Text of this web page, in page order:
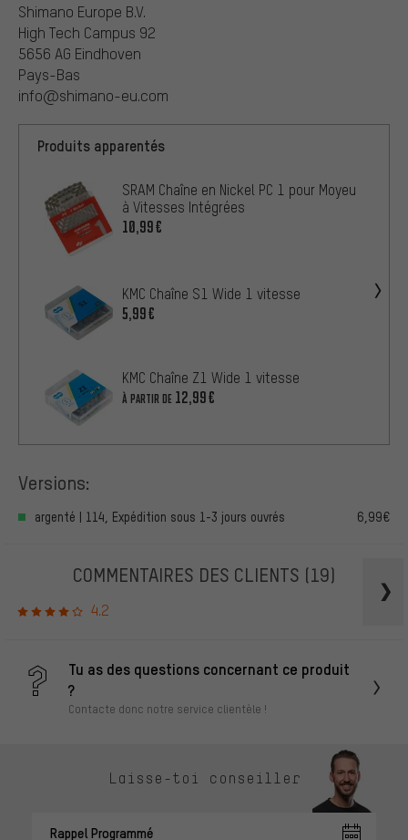
Shimano Europe B.V.
High Tech Campus 92
5656 AG Eindhoven
Pays-Bas
info@shimano-eu.com
Produits apparentés
SRAM Chaîne en Nickel PC 1 pour Moyeu
à Vitesses Intégrées
10,99€
KMC Chaîne S1 Wide 1 vitesse
5,99€
KMC Chaîne Z1 Wide 1 vitesse
À PARTIR DE 12,99€
Versions:
argenté | 114, Expédition sous 1-3 jours ouvrés 6,99€
COMMENTAIRES DES CLIENTS (19)
4.2
Tu as des questions concernant ce produit
?
Contacte donc notre service clientèle !
Laisse-toi conseiller
Rappel Programmé